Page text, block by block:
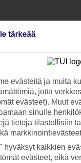
pidetään huolta
avainsanoja keittiössä.
saa Sinut palaamaan
aistia alkuperäisen
lähelle
tärkeää
evästeitä ja muita
jotta
evästeet). Muut
sinulle
tietoja tilastollisiin
hyväksyt kaikkien
evästeet, eikä